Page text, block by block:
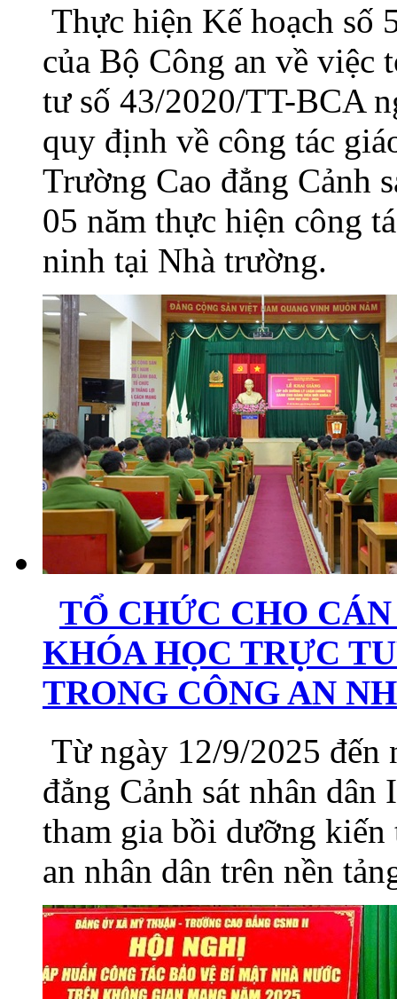
Thực hiện Kế hoạch số
của Bộ Công an về việc
tư số 43/2020/TT-BCA
quy định về công tác
Trường Cao đẳng Cảnh
05 năm thực hiện công
ninh tại Nhà trường.
TỔ CHỨC CHO
KHÓA HỌC TRỰC
TRONG CÔNG AN
Từ ngày 12/9/2025 đến
đẳng Cảnh sát nhân
tham gia bồi dưỡng
an nhân dân trên nền